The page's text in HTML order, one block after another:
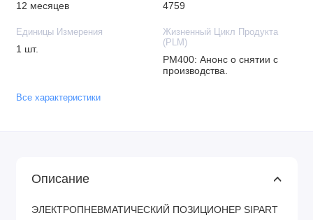
12 месяцев 4759
Единицы Измерения
1 шт.
Жизненный Цикл Продукта
(PLM)
PM400: Анонс о снятии с
производства.
Все характеристики
Описание
ЭЛЕКТРОПНЕВМАТИЧЕСКИЙ ПОЗИЦИОНЕР SIPART